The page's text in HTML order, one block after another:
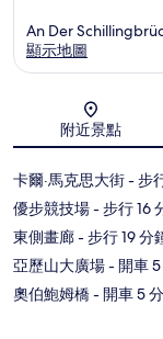
An Der
顯示地圖
附近景點
卡爾·馬克思大街- 步
優步競技場- 步行 16
東側畫廊- 步行 19 分
亞歷山大廣場- 開車
奧伯鮑姆橋- 開車 5